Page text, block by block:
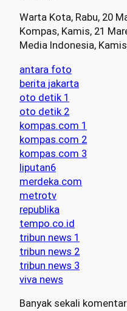
Warta Kota, Rabu, 20
Kompas, Kamis, 21
Media Indonesia,
antara foto
berita jakarta
oto detik 1
oto detik 2
kompas.com 1
kompas.com 2
kompas.com 3
liputan6
merdeka.com
metrotv
republika
tempo.co.id
tribun news 1
tribun news 2
tribun news 3
viva news
Banyak sekali